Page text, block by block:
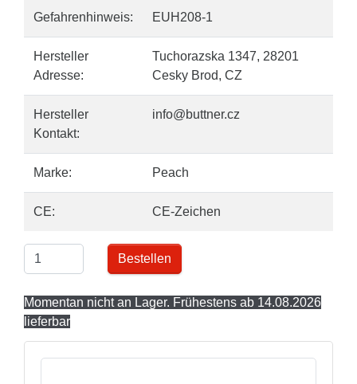
Gefahrenhinweis: EUH208-1
Hersteller
Adresse:
Tuchorazska 1347, 28201
Cesky Brod, CZ
Hersteller
Kontakt:
info@buttner.cz
Marke: Peach
CE: CE-Zeichen
Bestellen
Momentan nicht an Lager. Frühestens ab 14.08.2026
lieferbar